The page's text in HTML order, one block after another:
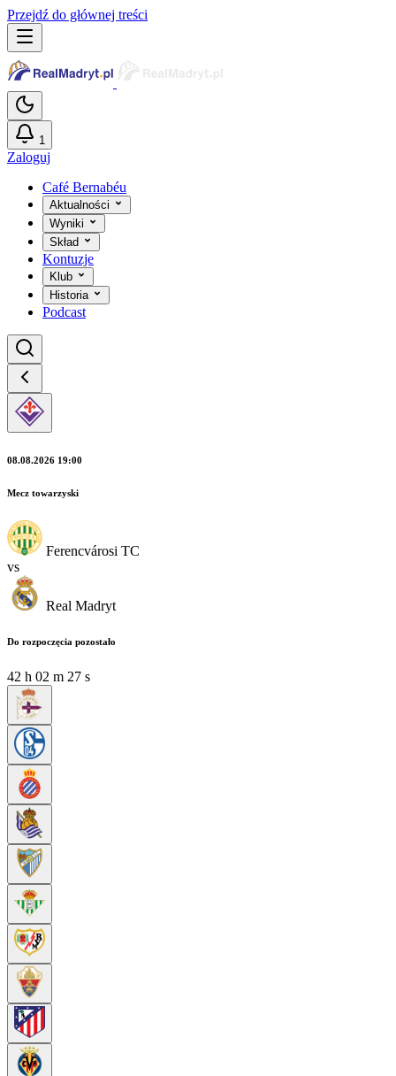
Przejdź do głównej treści
1
Zaloguj
Café Bernabéu
Aktualności
Wyniki
Skład
Kontuzje
Klub
Historia
Podcast
08.08.2026 19:00
Mecz towarzyski
Ferencvárosi TC
vs
Real Madryt
Do rozpoczęcia pozostało
42 h 02 m 25 s